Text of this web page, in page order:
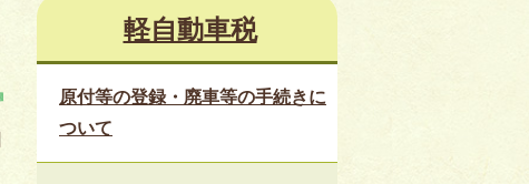
軽自動車税
原付等の登録・廃車等の手続きに
ついて